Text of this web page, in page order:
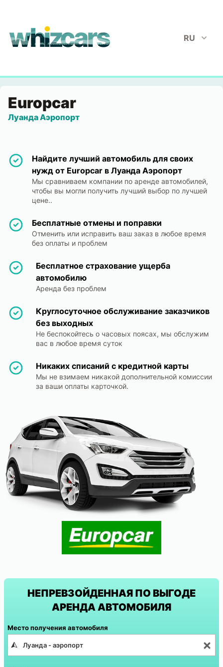
whizcars.com
RU
Europcar
Луанда Аэропорт
Найдите лучший автомобиль для своих
нужд от Europcar в Луанда Аэропорт
Мы сравниваем компании по аренде автомобилей,
чтобы вы могли получить лучший выбор по лучшей
цене..
Бесплатные отмены и поправки
Отменить или исправить ваш заказ в любое время
без оплаты и проблем
Бесплатное страхование ущерба
автомобилю
Аренда без проблем
Круглосуточное обслуживание заказчиков
без выходных
Не беспокойтесь о часовых поясах, мы обслужим
вас в любое время суток
Никаких списаний с кредитной карты
Мы не взимаем никакой дополнительной комиссии
за ваши оплаты карточкой.
НЕПРЕВЗОЙДЕННАЯ ПО ВЫГОДЕ
АРЕНДА АВТОМОБИЛЯ
Место получения автомобиля